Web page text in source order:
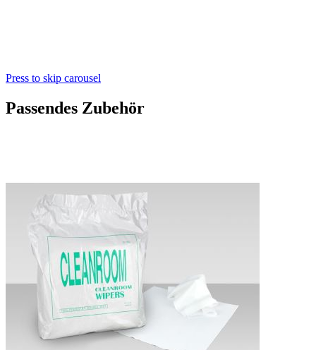
Press to skip carousel
Passendes Zubehör